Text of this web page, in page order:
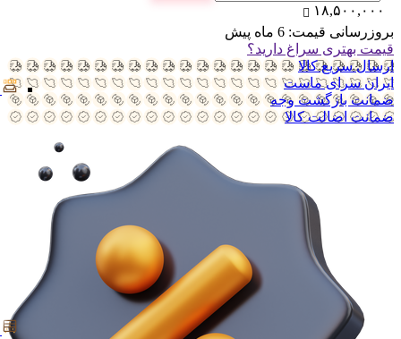
۱۸,۵۰۰,۰۰۰
بروزرسانی قیمت: 6 ماه پیش
قیمت بهتری سراغ دارید؟
ارسال سریع کالا
ایران سرای ماست
ضمانت بازگشت وجه
ضمانت اضالت کالا